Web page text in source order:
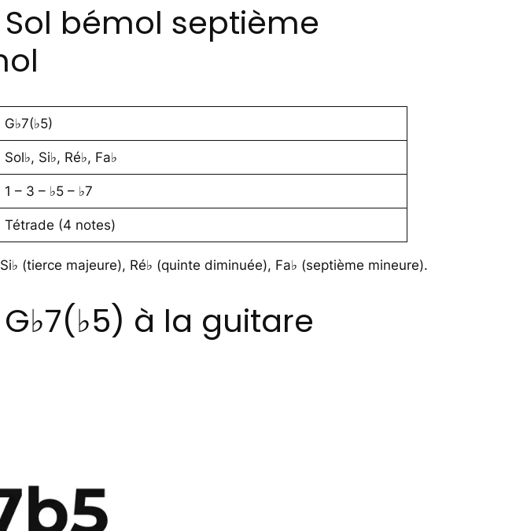
bémol septième
G♭7(♭5)
Sol♭, Si♭, Ré♭, Fa♭
1 – 3 – ♭5 – ♭7
Tétrade (4 notes)
(tierce majeure), Ré♭ (quinte diminuée), Fa♭ (septième mineure).
à la guitare